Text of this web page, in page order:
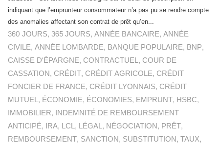
indiquant que l’emprunteur consommateur n’a pas pu se rendre compte
des anomalies affectant son contrat de prêt qu’en...
360 JOURS, 365 JOURS,ANNÉE BANCAIRE,ANNÉE
CIVILE,ANNÉE LOMBARDE, BANQUE POPULAIRE, BNP,
CAISSE D'ÉPARGNE, CONTRACTUEL, COUR DE
CASSATION, CRÉDIT, CRÉDIT AGRICOLE, CRÉDIT
FONCIER DE FRANCE, CRÉDIT LYONNAIS, CRÉDIT
MUTUEL, ÉCONOMIE, ÉCONOMIES, EMPRUNT, HSBC,
IMMOBILIER, INDEMNITÉ DE REMBOURSEMENT
ANTICIPÉ, IRA, LCL, LÉGAL, NÉGOCIATION, PRÊT,
REMBOURSEMENT, SANCTION, SUBSTITUTION,TAUX,